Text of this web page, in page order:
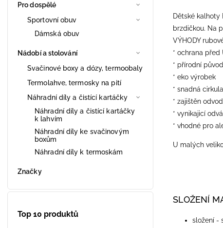
Pro dospělé
Sportovní obuv
Dámská obuv
Nádobí a stolování
Svačinové boxy a dózy, termoobaly
Termolahve, termosky na pití
Náhradní díly a čistící kartáčky
Náhradní díly a čistící kartáčky
k lahvím
Náhradní díly ke svačinovým
boxům
Náhradní díly k termoskám
Značky
Top 10 produktů
Dětské kalhoty
brzdičkou. Na
VÝHODY
* ochrana před
* přírodní
* eko výrobek
* snadná
* zajištěn
* vynikajicí
* vhodné pro
U malých
SLOŽENÍ
složení -